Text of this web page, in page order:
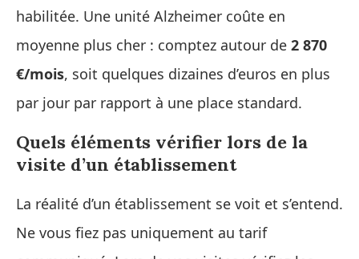
habilitée. Une unité Alzheimer coûte en
moyenne plus cher : comptez autour de 2 870
€/mois, soit quelques dizaines d’euros en plus
par jour par rapport à une place standard.
Quels éléments vérifier lors de la
visite d’un établissement
La réalité d’un établissement se voit et s’entend.
Ne vous fiez pas uniquement au tarif